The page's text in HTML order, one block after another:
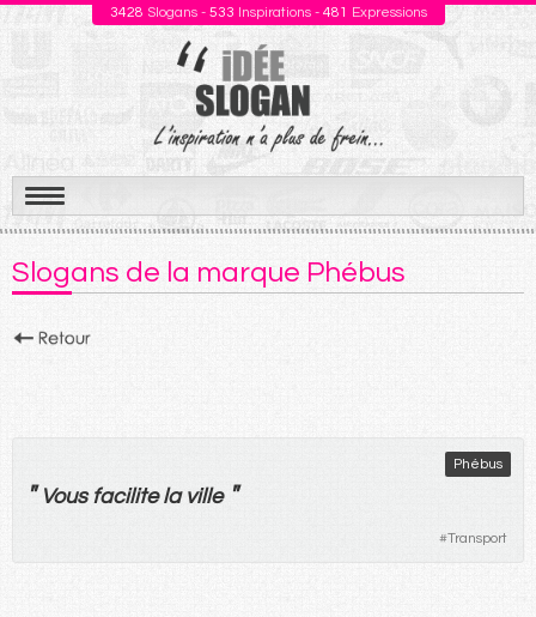
3428 Slogans - 533 Inspirations - 481 Expressions
Aller
au
contenu
Slogans de la marque Phébus
Phébus
" Vous facilite la ville "
#Transport